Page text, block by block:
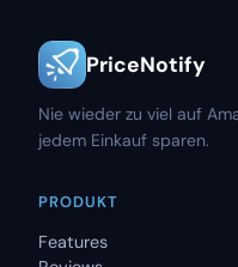
PriceNotify
Nie wieder zu viel auf
jedem Einkauf sparen.
PRODUKT
Features